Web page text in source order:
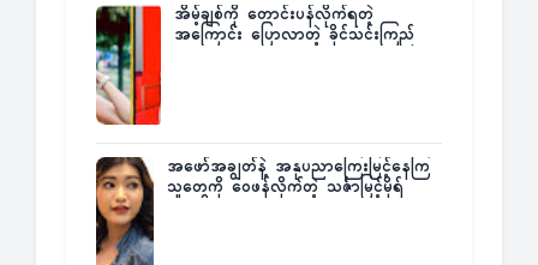
အိမ့်ချစ်ကို တောင်းပန်လိုက်ရတဲ့
အကြောင်း ပြောလာတဲ့ ခိုင်သင်းကြည်
အဖော်အချွတ်နဲ့ အနုပညာကြေးမြင့်နေကြ
သူတွေကို ဝေဖန်လိုက်တဲ့ သင်္ဇာမြင့်မိုရ်